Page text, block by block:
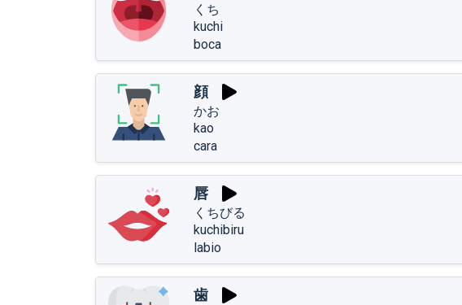
くち
kuchi
boca
顔
かお
kao
cara
唇
くちびる
kuchibiru
labio
歯